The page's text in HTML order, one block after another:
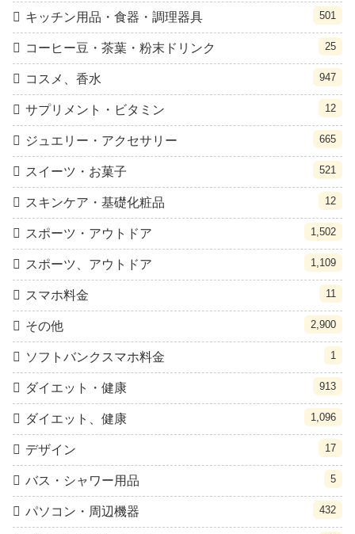
キッチン用品・食器・調理器具 501
コーヒー豆・茶葉・粉末ドリンク 25
コスメ、香水 947
サプリメント・ビタミン 12
ジュエリー・アクセサリー 665
スイーツ・お菓子 521
スキンケア・基礎化粧品 12
スポーツ・アウトドア 1,502
スポーツ、アウトドア 1,109
スマホ料金 11
その他 2,900
ソフトバンクスマホ料金 1
ダイエット・健康 913
ダイエット、健康 1,096
デザイン 17
バス・シャワー用品 5
パソコン・周辺機器 432